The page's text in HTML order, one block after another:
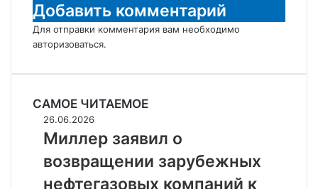
Добавить комментарий
Для отправки комментария вам необходимо
авторизоваться.
САМОЕ ЧИТАЕМОЕ
Миллер
заявил
возвращении
зарубежных
26.06.2026
Миллер заявил о
возвращении зарубежных
нефтегазовых компаний к